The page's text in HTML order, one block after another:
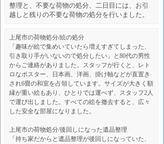
整理と、不要な荷物の処分、二日目には、お引
越しと残りの不要な荷物の処分を行いました。
上尾市の荷物処分/絵の処分
「趣味が絵で集めいていたら増えすぎてしまった、
引き取り手がいないので処分したい」と80代の男性
からご連絡がありました。スタッフが行くと、レト
ロなポスター、日本画、洋画、掛け軸などが直置き
され6畳の和室を占領しています。サイズが大きく額
縁が重い絵もあり、ひとりでは運べず、スタッフ2人
で運び出しました。すべての絵を撤去すると、広々
した安全な部屋になりました。
上尾市の荷物処分/後回しになった遺品整理
「持ち家だからと遺品整理が後回しになっていた、